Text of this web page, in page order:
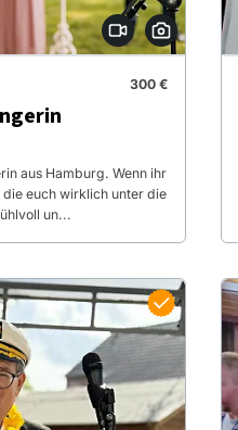
300 €
aus Hamburg. Wenn ihr
euch wirklich unter die
un...